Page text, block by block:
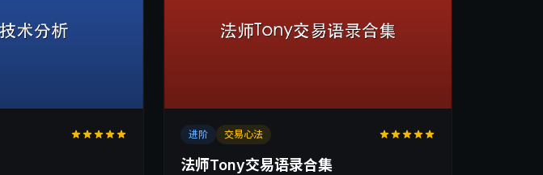
进阶 交易心法
法师Tony交易语录合集